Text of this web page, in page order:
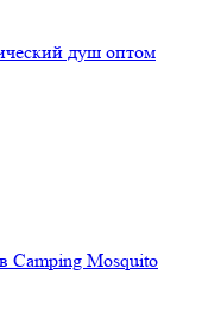
душ оптом
Camping Mosquito